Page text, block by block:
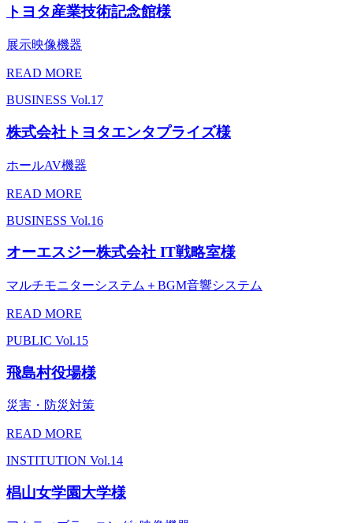
トヨタ産業技術記念館様
展示映像機器
READ MORE
BUSINESS Vol.17
株式会社トヨタエンタプライズ様
ホールAV機器
READ MORE
BUSINESS Vol.16
オーエスジー株式会社 IT戦略室様
マルチモニターシステム＋BGM音響システム
READ MORE
PUBLIC Vol.15
飛島村役場様
災害・防災対策
READ MORE
INSTITUTION Vol.14
椙山女学園大学様